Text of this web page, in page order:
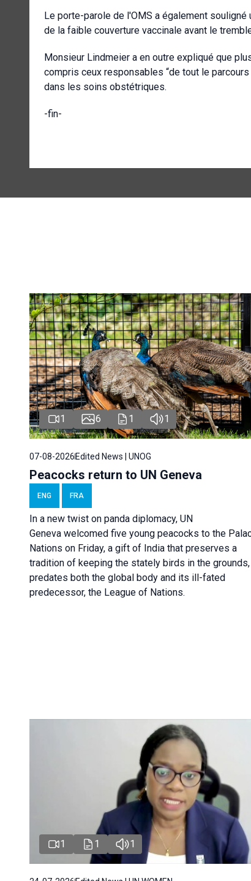
Le porte-parole de l'OMS a également
de la faible couverture vaccinale avant le
Monsieur Lindmeier a en outre expliqué que
compris ceux responsables “de tout le
dans les soins obstétriques.
-fin-
1 6 1 1
07-08-2026Edited News | UNOG
Peacocks return to UN Geneva
ENG FRA
In a new twist on panda diplomacy, UN
Geneva welcomed five young peacocks to the
Nations on Friday, a gift of India that preserves a
tradition of keeping the stately birds in the
predates both the global body and its ill-fated
predecessor, the League of Nations.
1 1 1